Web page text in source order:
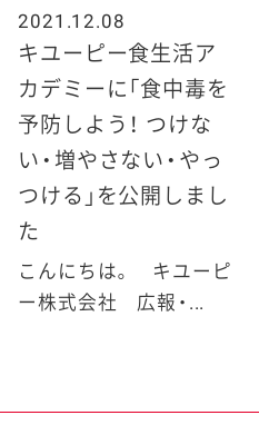
2021.12.08
キユーピー食生活ア
カデミーに「食中毒を
予防しよう！ つけな
い・増やさない・やっ
つける」を公開しまし
た
こんにちは。 キユーピ
ー株式会社 広報・...